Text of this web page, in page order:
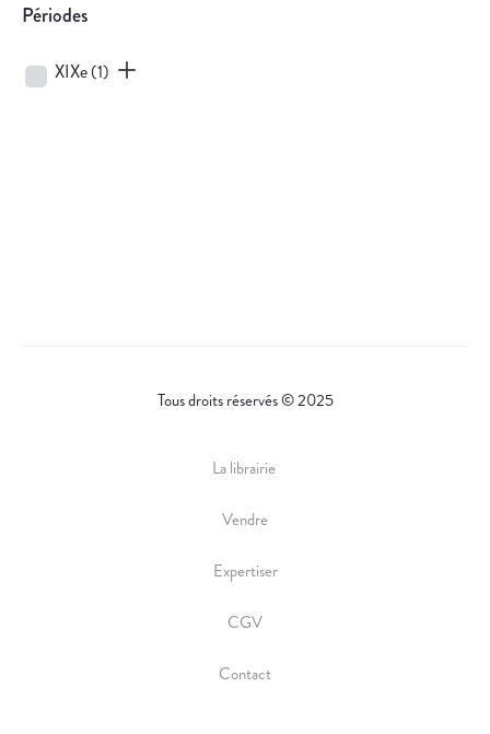
Périodes
XIXe(1)
Tous droits réservés © 2025
La librairie
Vendre
Expertiser
CGV
Contact